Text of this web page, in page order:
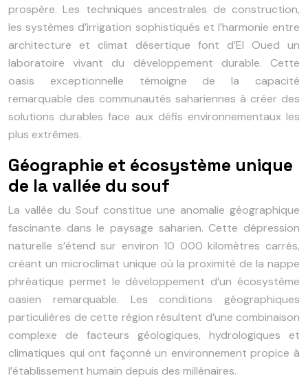
prospère. Les techniques ancestrales de construction,
les systèmes d’irrigation sophistiqués et l’harmonie entre
architecture et climat désertique font d’El Oued un
laboratoire vivant du développement durable. Cette
oasis exceptionnelle témoigne de la capacité
remarquable des communautés sahariennes à créer des
solutions durables face aux défis environnementaux les
plus extrêmes.
Géographie et écosystème unique
de la vallée du souf
La vallée du Souf constitue une anomalie géographique
fascinante dans le paysage saharien. Cette dépression
naturelle s’étend sur environ 10 000 kilomètres carrés,
créant un microclimat unique où la proximité de la nappe
phréatique permet le développement d’un écosystème
oasien remarquable. Les conditions géographiques
particulières de cette région résultent d’une combinaison
complexe de facteurs géologiques, hydrologiques et
climatiques qui ont façonné un environnement propice à
l’établissement humain depuis des millénaires.